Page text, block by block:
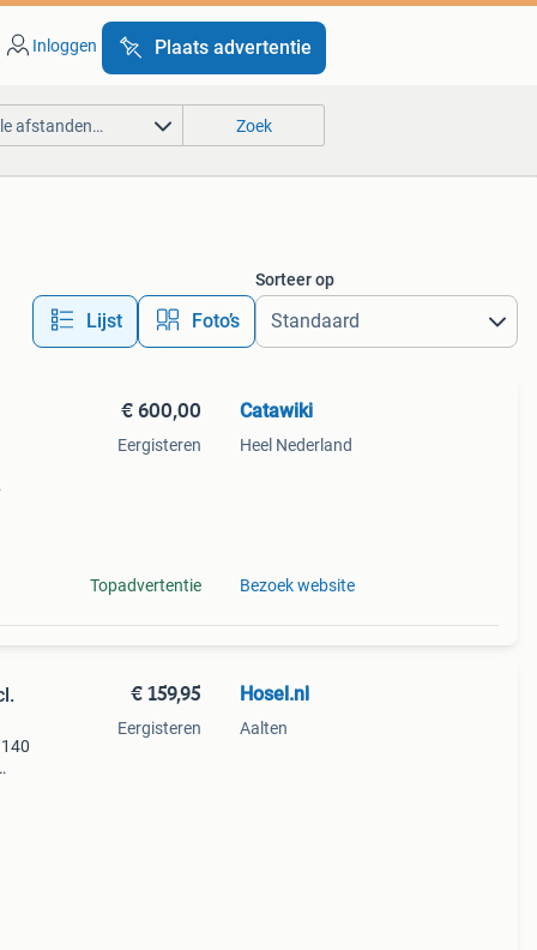
Inloggen Plaats advertentie
afstanden… Zoek
Lijst Foto’s
Sorteer op
€ 600,00
Eergisteren
Topadvertentie
Catawiki
Heel Nederland
Bezoek website
€ 159,95
Eergisteren
Hosel.nl
Aalten